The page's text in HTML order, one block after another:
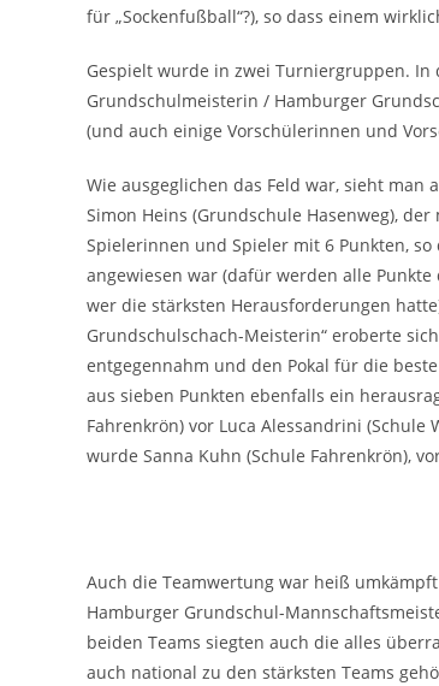
für „Sockenfußball“?), so dass einem
Gespielt wurde in zwei Turniergruppen.
Grundschulmeisterin / Hamburger
(und auch einige Vorschülerinnen und
Wie ausgeglichen das Feld war, sieht
Simon Heins (Grundschule Hasenweg),
Spielerinnen und Spieler mit 6 Punkten,
angewiesen war (dafür werden alle
wer die stärksten Herausforderungen
Grundschulschach-Meisterin“ eroberte
entgegennahm und den Pokal für die
aus sieben Punkten ebenfalls ein
Fahrenkrön) vor Luca Alessandrini
wurde Sanna Kuhn (Schule Fahrenkrön),
Auch die Teamwertung war heiß
Hamburger Grundschul-
beiden Teams siegten auch die alles
auch national zu den stärksten Teams